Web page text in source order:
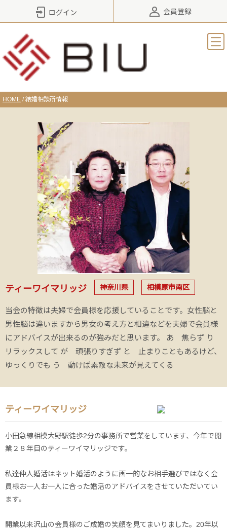
ログイン 会員登録
HOME /結婚相談所情報
ティーワイマリッジ 神奈川県 相模原市南区
当会の特徴は夫婦で会員様を応援していることです。女性脳と
男性脳は違いますから男女の考え方と相違などを夫婦で会員様
にアドバイスが出来るのが強みだと思います。 あ 焦らず り
リラックスして が 頑張りすぎず と 止まりこともあるけど、
ゆっくりでも う 動けば素敵な未来が見えてくる
ティーワイマリッジ
小田急線相模大野駅徒歩2分の事務所で営業をしています、今年で開
業２８年目のティーワイマリッジです。
私達仲人婚活はネット婚活のように画一的なお相手選びではなく会
員様お一人お一人に合った婚活のアドバイスをさせていただいてい
ます。
開業以来沢山の会員様のご成婚の笑顔を見てまいりました。20年以